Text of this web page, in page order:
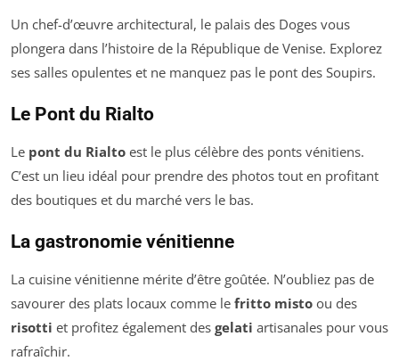
Un chef-d’œuvre architectural, le palais des Doges vous
plongera dans l’histoire de la République de Venise. Explorez
ses salles opulentes et ne manquez pas le pont des Soupirs.
Le Pont du Rialto
Le pont du Rialto est le plus célèbre des ponts vénitiens.
C’est un lieu idéal pour prendre des photos tout en profitant
des boutiques et du marché vers le bas.
La gastronomie vénitienne
La cuisine vénitienne mérite d’être goûtée. N’oubliez pas de
savourer des plats locaux comme le fritto misto ou des
risotti et profitez également des gelati artisanales pour vous
rafraîchir.